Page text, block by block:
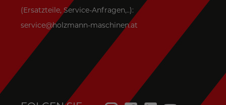
(Ersatzteile, Service-Anfragen,..):
service@holzmann-maschinen.at